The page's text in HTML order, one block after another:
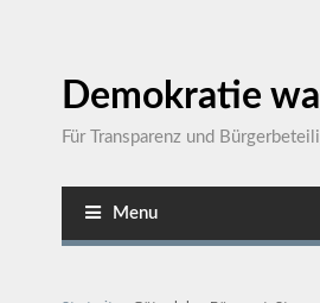
Demokratie
Für Transparenz und
Menu